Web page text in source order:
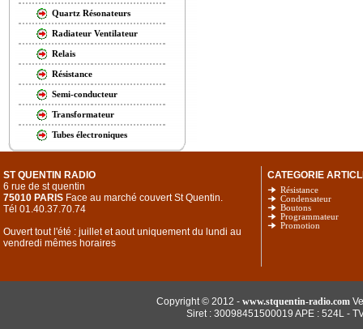
Quartz Résonateurs
Radiateur Ventilateur
Relais
Résistance
Semi-conducteur
Transformateur
Tubes électroniques
ST QUENTIN RADIO
6 rue de st quentin
75010 PARIS Face au marché couvert St Quentin.
Tél 01.40.37.70.74
Ouvert tout l'été : juillet et aout uniquement du lundi au
vendredi mêmes horaires
CATEGORIE
Résistance
Condensateur
Boutons
Programmateur
Promotion
Copyright © 2012 - www.stquentin-radio.com
Siret : 30098451500019 APE : 524L -